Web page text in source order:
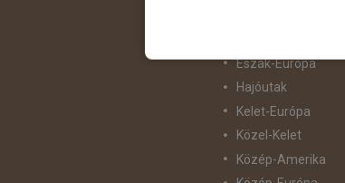
Észak-Európa
Hajóutak
Kelet-Európa
Közel-Kelet
Közép-Amerika